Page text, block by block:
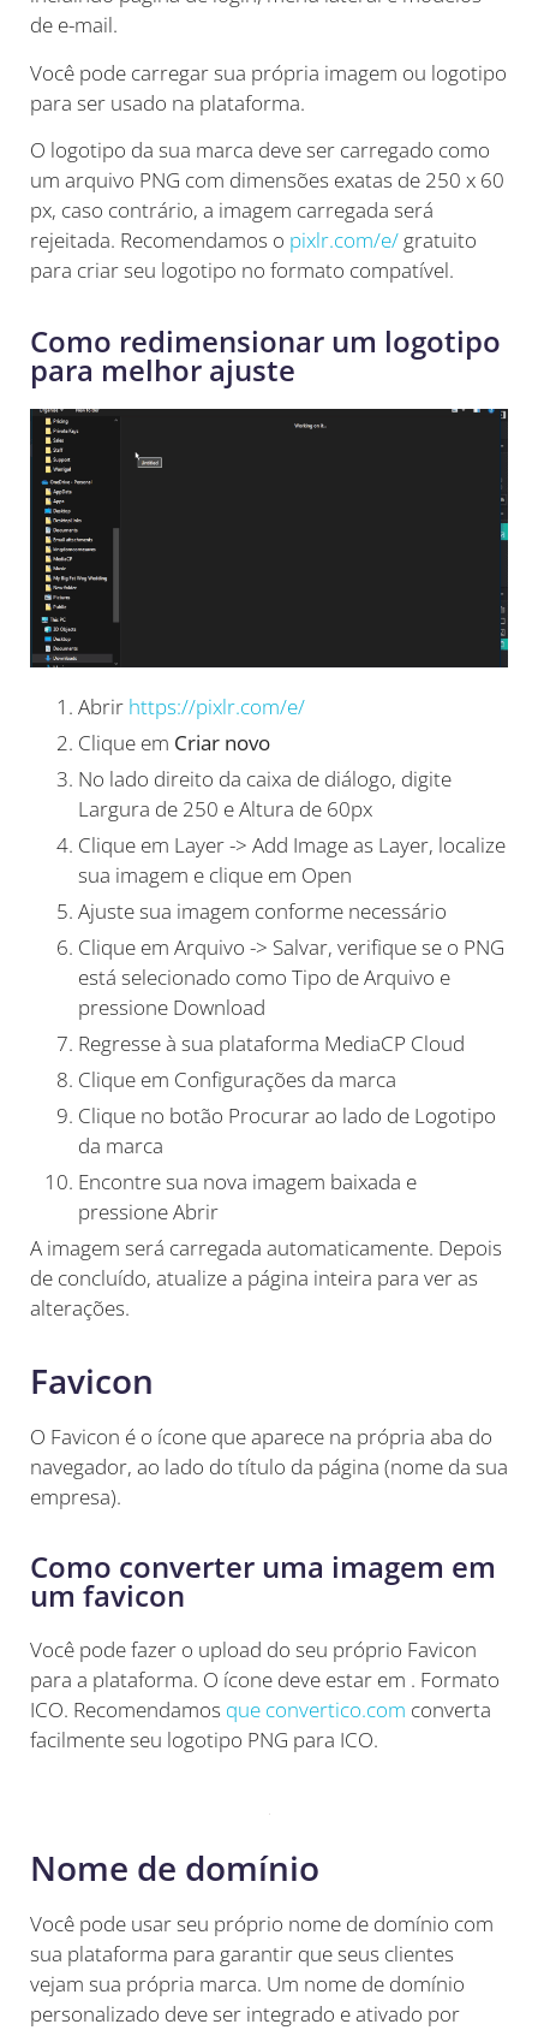
de e-mail.
Você pode carregar sua própria imagem ou logotipo
para ser usado na plataforma.
O logotipo da sua marca deve ser carregado como
um arquivo PNG com dimensões exatas de 250 x 60
px, caso contrário, a imagem carregada será
rejeitada. Recomendamos o pixlr.com/e/ gratuito
para criar seu logotipo no formato compatível.
Como redimensionar um logotipo
para melhor ajuste
Abrir https://pixlr.com/e/
Clique em Criar novo
No lado direito da caixa de diálogo, digite
Largura de 250 e Altura de 60px
Clique em Layer -> Add Image as Layer, localize
sua imagem e clique em Open
Ajuste sua imagem conforme necessário
Clique em Arquivo -> Salvar, verifique se o PNG
está selecionado como Tipo de Arquivo e
pressione Download
Regresse à sua plataforma MediaCP Cloud
Clique em Configurações da marca
Clique no botão Procurar ao lado de Logotipo
da marca
Encontre sua nova imagem baixada e
pressione Abrir
A imagem será carregada automaticamente. Depois
de concluído, atualize a página inteira para ver as
alterações.
Favicon
O Favicon é o ícone que aparece na própria aba do
navegador, ao lado do título da página (nome da sua
empresa).
Como converter uma imagem em
um favicon
Você pode fazer o upload do seu próprio Favicon
para a plataforma. O ícone deve estar em . Formato
ICO. Recomendamos que convertico.com converta
facilmente seu logotipo PNG para ICO.
Nome de domínio
Você pode usar seu próprio nome de domínio com
sua plataforma para garantir que seus clientes
vejam sua própria marca. Um nome de domínio
personalizado deve ser integrado e ativado por